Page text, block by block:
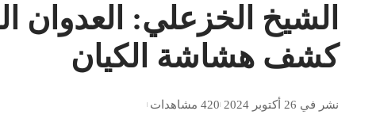
الشيخ الخزعلي: العدوان
كشف هشاشة الكيان
نشر في 26 أكتوبر 2024 420 مشاهدات